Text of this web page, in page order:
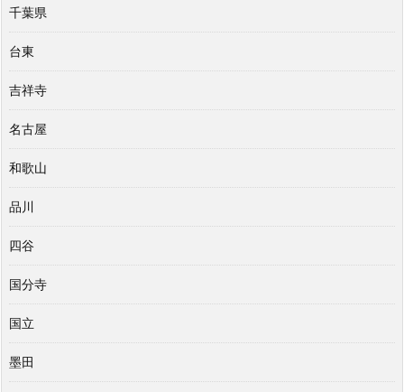
千葉県
台東
吉祥寺
名古屋
和歌山
品川
四谷
国分寺
国立
墨田